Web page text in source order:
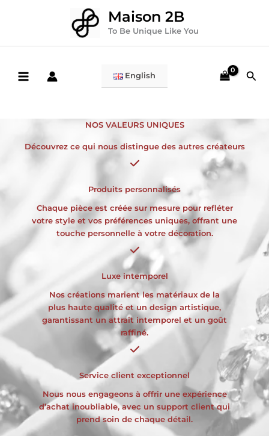
Maison 2B
To Be Unique Like You
English
NOS VALEURS UNIQUES
Découvrez ce qui nous distingue des autres créateurs
Produits personnalisés
Chaque pièce est créée sur mesure pour refléter
votre style et vos préférences uniques, offrant une
touche personnelle à votre décoration.
Luxe intemporel
Nos créations marient les matériaux de la
plus haute qualité et un design artistique,
garantissant un attrait intemporel et un goût
raffiné.
Service client exceptionnel
Nous nous engageons à offrir une expérience
d’achat inoubliable, avec un support client qui
prend soin de chaque détail.